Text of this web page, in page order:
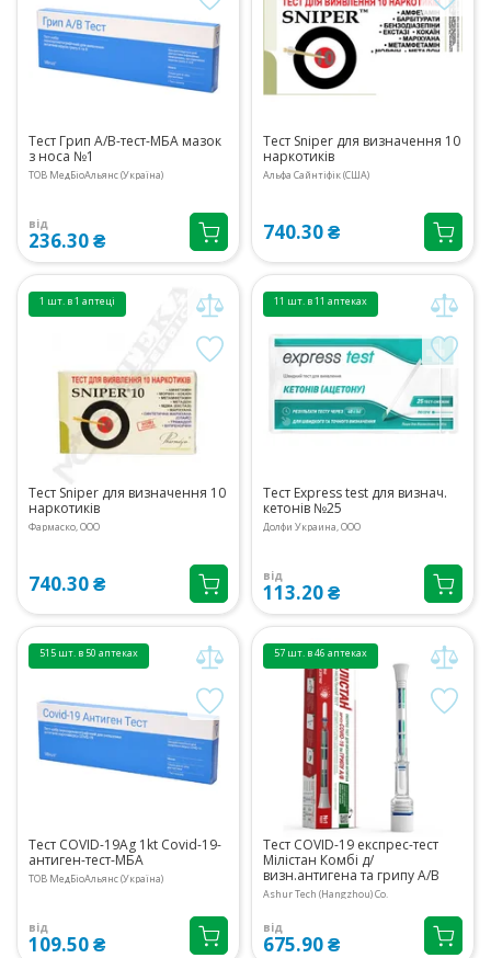
Тест Грип А/В-тест-МБА мазок
з носа №1
ТОВ МедБіоАльянс (Україна)
від
236.30 ₴
Тест Sniper для визначення 10
наркотиків
Альфа Сайнтіфік (США)
740.30 ₴
1 шт. в 1 аптеці
Тест Sniper для визначення 10
наркотиків
Фармаско, ООО
740.30 ₴
11 шт. в 11 аптеках
Тест Express test для визнач.
кетонів №25
Долфи Украина, ООО
від
113.20 ₴
515 шт. в 50 аптеках
Тест COVID-19Ag 1kt Covid-19-
антиген-тест-МБА
ТОВ МедБіоАльянс (Україна)
від
109.50 ₴
57 шт. в 46 аптеках
Тест COVID-19 експрес-тест
Мілістан Комбі д/
визн.антигена та грипу А/В
Ashur Tech (Hangzhou) Co.
від
675.90 ₴